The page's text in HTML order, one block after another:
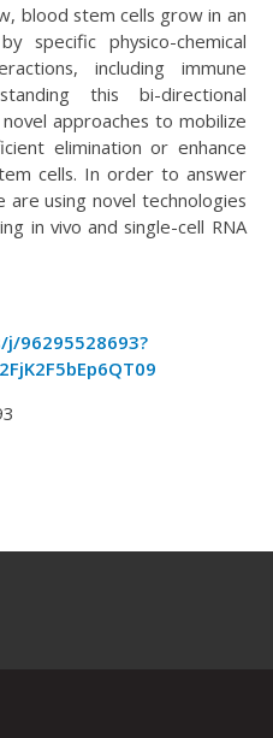
blood stem cells grow in an
specific physico-chemical
including immune
this bi-directional
approaches to mobilize
elimination or enhance
cells. In order to answer
using novel technologies
in vivo and single-cell RNA
96295528693?